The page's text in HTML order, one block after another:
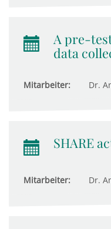
A pre-
data
Mitarbeiter: Dr.
SHARE
Mitarbeiter: Dr.